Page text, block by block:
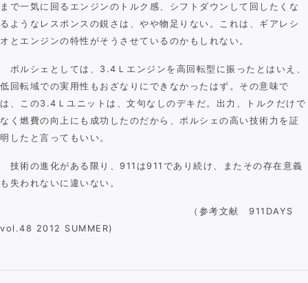
まで一気に回るエンジンのトルク感、シフトダウンして回したくな
るようなレスポンスの鋭さは、やや物足りない。これは、ギアレシ
オとエンジンの特性がそうさせているのかもしれない。
ポルシェとしては、3.4Ｌエンジンを高回転型に振ったとはいえ、
低回転域での実用性もおざなりにできなかったはず。その意味で
は、この3.4Ｌユニットは、文句なしのデキだ。出力、トルクだけで
なく燃費の向上にも成功したのだから、ポルシェの高い技術力を証
明したと言ってもいい。
技術の進化がある限り、911は911であり続け、またその存在意義
も失われないに違いない。
（参考文献 911DAYS
vol.48 2012 SUMMER)